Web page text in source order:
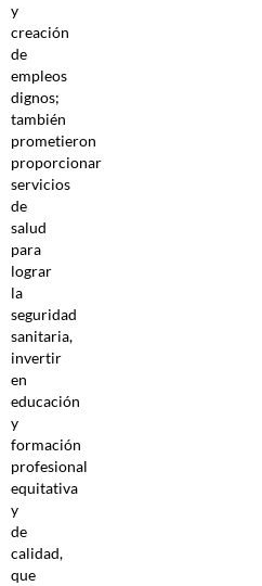
y
creación
de
empleos
dignos;
también
prometieron
proporcionar
servicios
de
salud
para
lograr
la
seguridad
sanitaria,
invertir
en
educación
y
formación
profesional
equitativa
y
de
calidad,
que